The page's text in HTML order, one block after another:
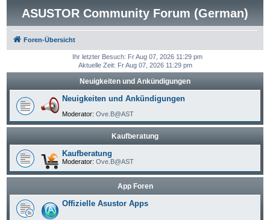
ASUSTOR Community Forum (German)
Foren-Übersicht
Ihr letzter Besuch: Fr Aug 07, 2026 11:29 pm
Aktuelle Zeit: Fr Aug 07, 2026 11:29 pm
Neuigkeiten und Ankündigungen
Neuigkeiten und Ankündigungen
Moderator: Ove.B@AST
Kaufberatung
Kaufberatung
Moderator: Ove.B@AST
App Foren
Offizielle Asustor Apps